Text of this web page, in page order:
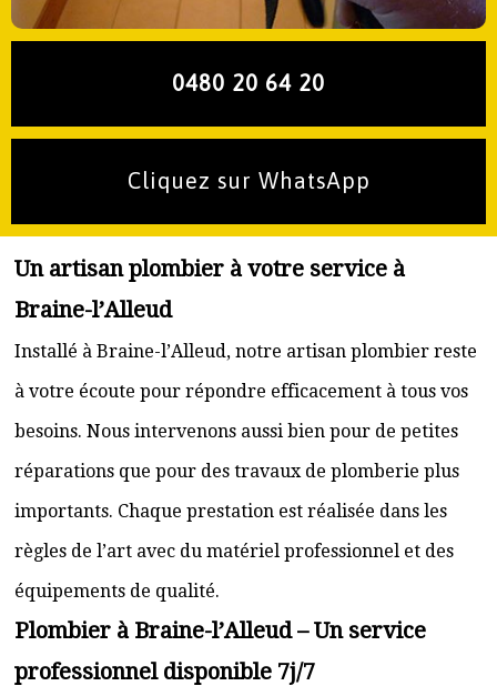
0480 20 64 20
Cliquez sur WhatsApp
Un artisan plombier à votre service à
Braine-l’Alleud
Installé à Braine-l’Alleud, notre artisan plombier reste
à votre écoute pour répondre efficacement à tous vos
besoins. Nous intervenons aussi bien pour de petites
réparations que pour des travaux de plomberie plus
importants. Chaque prestation est réalisée dans les
règles de l’art avec du matériel professionnel et des
équipements de qualité.
Plombier à Braine-l’Alleud – Un service
professionnel disponible 7j/7